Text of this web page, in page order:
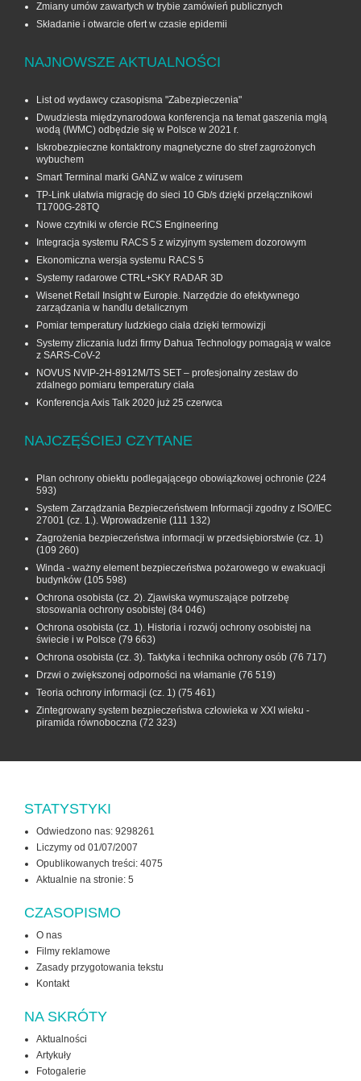
Zmiany umów zawartych w trybie zamówień publicznych
Składanie i otwarcie ofert w czasie epidemii
NAJNOWSZE AKTUALNOŚCI
List od wydawcy czasopisma "Zabezpieczenia"
Dwudziesta międzynarodowa konferencja na temat gaszenia mgłą
wodą (IWMC) odbędzie się w Polsce w 2021 r.
Iskrobezpieczne kontaktrony magnetyczne do stref zagrożonych
wybuchem
Smart Terminal marki GANZ w walce z wirusem
TP-Link ułatwia migrację do sieci 10 Gb/s dzięki przełącznikowi
T1700G‑28TQ
Nowe czytniki w ofercie RCS Engineering
Integracja systemu RACS 5 z wizyjnym systemem dozorowym
Ekonomiczna wersja systemu RACS 5
Systemy radarowe CTRL+SKY RADAR 3D
Wisenet Retail Insight w Europie. Narzędzie do efektywnego
zarządzania w handlu detalicznym
Pomiar temperatury ludzkiego ciała dzięki termowizji
Systemy zliczania ludzi firmy Dahua Technology pomagają w walce
z SARS-CoV-2
NOVUS NVIP-2H-8912M/TS SET – profesjonalny zestaw do
zdalnego pomiaru temperatury ciała
Konferencja Axis Talk 2020 już 25 czerwca
NAJCZĘŚCIEJ CZYTANE
Plan ochrony obiektu podlegającego obowiązkowej ochronie (224
593)
System Zarządzania Bezpieczeństwem Informacji zgodny z ISO/IEC
27001 (cz. 1.). Wprowadzenie (111 132)
Zagrożenia bezpieczeństwa informacji w przedsiębiorstwie (cz. 1)
(109 260)
Winda - ważny element bezpieczeństwa pożarowego w ewakuacji
budynków (105 598)
Ochrona osobista (cz. 2). Zjawiska wymuszające potrzebę
stosowania ochrony osobistej (84 046)
Ochrona osobista (cz. 1). Historia i rozwój ochrony osobistej na
świecie i w Polsce (79 663)
Ochrona osobista (cz. 3). Taktyka i technika ochrony osób (76 717)
Drzwi o zwiększonej odporności na włamanie (76 519)
Teoria ochrony informacji (cz. 1) (75 461)
Zintegrowany system bezpieczeństwa człowieka w XXI wieku -
piramida równoboczna (72 323)
STATYSTYKI
Odwiedzono nas: 9298261
Liczymy od 01/07/2007
Opublikowanych treści: 4075
Aktualnie na stronie: 5
CZASOPISMO
O nas
Filmy reklamowe
Zasady przygotowania tekstu
Kontakt
NA SKRÓTY
Aktualności
Artykuły
Fotogalerie